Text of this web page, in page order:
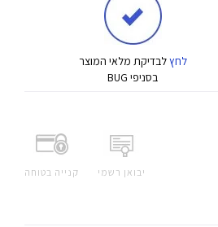
לחץלבדיקת מלאי המוצר
בסניפי BUG
יבואן רשמי קנייה בטוחה